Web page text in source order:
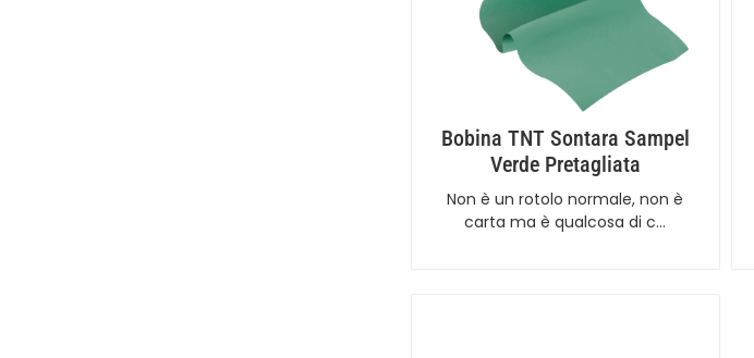
Bobina TNT Sontara Sampel
Verde Pretagliata
Non è un rotolo normale, non è
carta ma è qualcosa di c…